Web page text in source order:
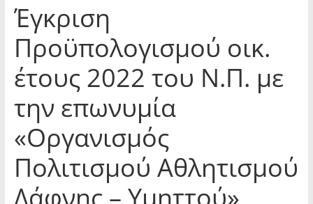
Έγκριση
Προϋπολογισμού οικ.
έτους 2022 του Ν.Π. με
την επωνυμία
«Οργανισμός
Πολιτισμού Αθλητισμού